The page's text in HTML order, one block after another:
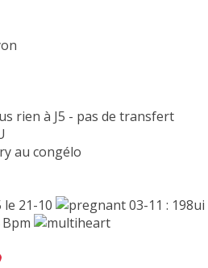
rien à J5 - pas de transfert
au congélo
21-10
03-11 :